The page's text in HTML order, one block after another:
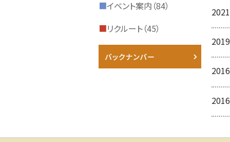
■イベント案内（84）
■リクルート（45）